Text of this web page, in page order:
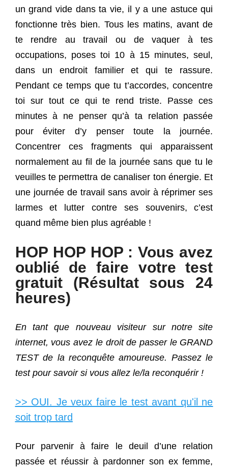
un grand vide dans ta vie, il y a une astuce qui
fonctionne très bien. Tous les matins, avant de
te rendre au travail ou de vaquer à tes
occupations, poses toi 10 à 15 minutes, seul,
dans un endroit familier et qui te rassure.
Pendant ce temps que tu t’accordes, concentre
toi sur tout ce qui te rend triste. Passe ces
minutes à ne penser qu’à ta relation passée
pour éviter d’y penser toute la journée.
Concentrer ces fragments qui apparaissent
normalement au fil de la journée sans que tu le
veuilles te permettra de canaliser ton énergie. Et
une journée de travail sans avoir à réprimer ses
larmes et lutter contre ses souvenirs, c’est
quand même bien plus agréable !
HOP HOP HOP : Vous avez
oublié de faire votre test
gratuit (Résultat sous 24
heures)
En tant que nouveau visiteur sur notre site
internet, vous avez le droit de passer le GRAND
TEST de la reconquête amoureuse. Passez le
test pour savoir si vous allez le/la reconquérir !
>> OUI. Je veux faire le test avant qu'il ne
soit trop tard
Pour parvenir à faire le deuil d’une relation
passée et réussir à pardonner son ex femme,